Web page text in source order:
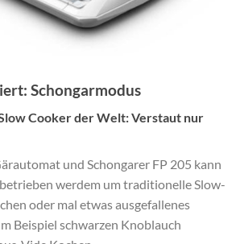
Schongarmodus
Cooker der Welt: Verstaut nur
und Schongarer FP 205 kann
werdem um traditionelle Slow-
oder mal etwas ausgefallenes
Beispiel schwarzen Knoblauch